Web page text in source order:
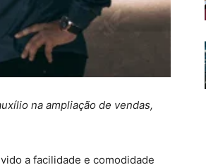
na ampliação de vendas,
a facilidade e comodidade